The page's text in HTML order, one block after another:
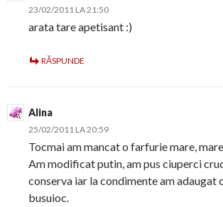
23/02/2011 LA 21:50
arata tare apetisant :)
RĂSPUNDE
Alina
25/02/2011 LA 20:59
Tocmai am mancat o farfurie mare,
Am modificat putin, am pus ciuperci
conserva iar la condimente am adaugat
busuioc.